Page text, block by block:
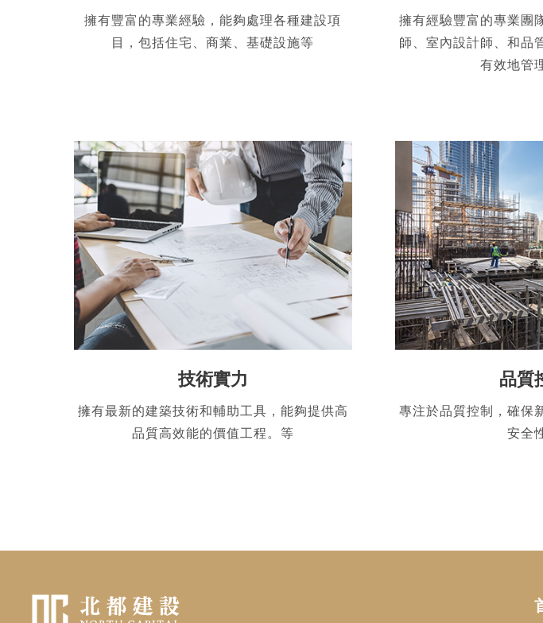
擁有豐富的專業經驗，能夠處理各種建設項
目，包括住宅、商業、基礎設施等
擁有經驗豐富的專業團
師、室內設計師、和品
有效地管
技術實力
擁有最新的建築技術和輔助工具，能夠提供高
品質高效能的價值工程。等
品質
專注於品質控制，確保
安全